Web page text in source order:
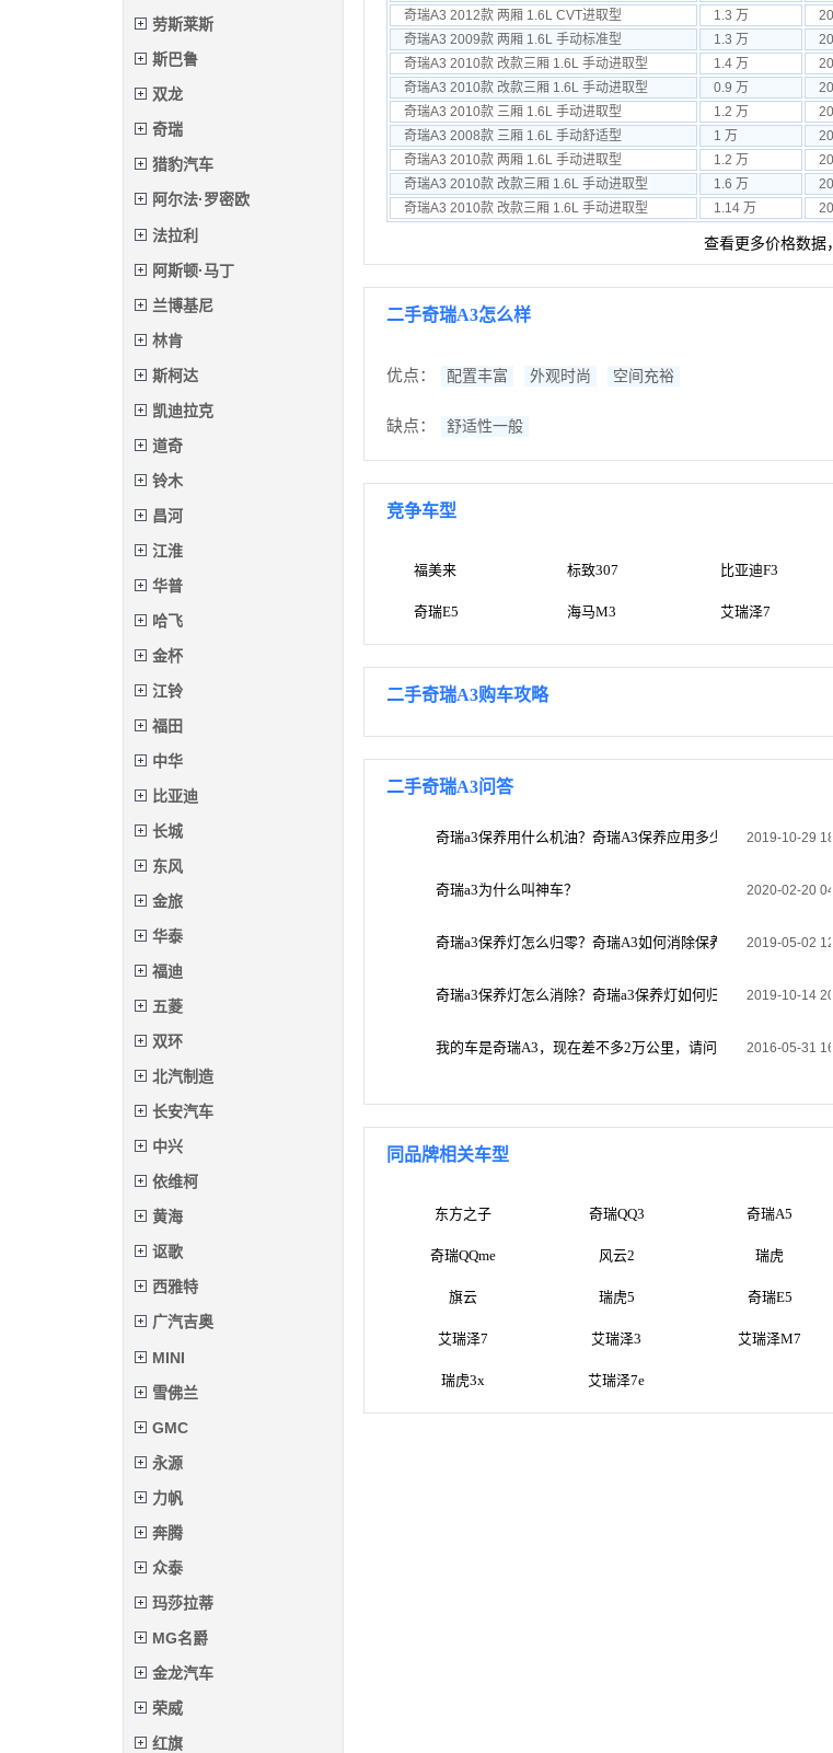
奇瑞A3 2012款 两厢 1.6L CVT进取型
1.3 万
奇瑞A3 2009款 两厢 1.6L 手动标准型
1.3 万
奇瑞A3 2010款 改款三厢 1.6L 手动进取型
1.4 万
奇瑞A3 2010款 改款三厢 1.6L 手动进取型
0.9 万
奇瑞A3 2010款 三厢 1.6L 手动进取型
1.2 万
奇瑞A3 2008款 三厢 1.6L 手动舒适型
1 万
奇瑞A3 2010款 两厢 1.6L 手动进取型
1.2 万
奇瑞A3 2010款 改款三厢 1.6L 手动进取型
1.6 万
奇瑞A3 2010款 改款三厢 1.6L 手动进取型
1.14 万
查看更多价格数据
二手奇瑞A3怎么样
优点： 配置丰富 外观时尚 空间充裕
缺点： 舒适性一般
竞争车型
福美来 标致307 比亚迪F3
奇瑞E5 海马M3 艾瑞泽7
二手奇瑞A3购车攻略
二手奇瑞A3问答
奇瑞a3保养用什么机油？奇瑞A3保养应用多少升机油2019-10-29
奇瑞a3为什么叫神车？ 2020-02-20
奇瑞a3保养灯怎么归零？奇瑞A3如何消除保养指示灯2019-05-02
奇瑞a3保养灯怎么消除？奇瑞a3保养灯如何归零啊2019-10-14
我的车是奇瑞A3，现在差不多2万公里，请问奇瑞A3多少公里
2016-05-31
同品牌相关车型
东方之子 奇瑞QQ3 奇瑞A5
奇瑞QQme 风云2 瑞虎
旗云 瑞虎5 奇瑞E5
艾瑞泽7 艾瑞泽3 艾瑞泽M7
瑞虎3x 艾瑞泽7e
劳斯莱斯
斯巴鲁
双龙
奇瑞
猎豹汽车
阿尔法·罗密欧
法拉利
阿斯顿·马丁
兰博基尼
林肯
斯柯达
凯迪拉克
道奇
铃木
昌河
江淮
华普
哈飞
金杯
江铃
福田
中华
比亚迪
长城
东风
金旅
华泰
福迪
五菱
双环
北汽制造
长安汽车
中兴
依维柯
黄海
讴歌
西雅特
广汽吉奥
MINI
雪佛兰
GMC
永源
力帆
奔腾
众泰
玛莎拉蒂
MG名爵
金龙汽车
荣威
红旗